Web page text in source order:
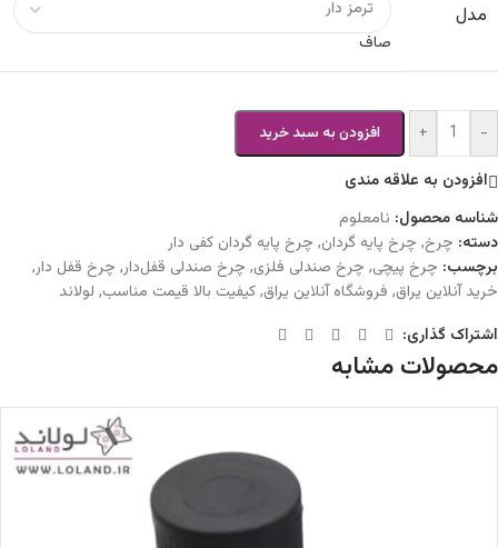
مدل
صاف
-
+ افزودن به سبد خرید
افزودن به علاقه مندی
شناسه محصول: نامعلوم
دسته: چرخ, چرخ پایه گردان, چرخ پایه گردان کفی دار
برچسب: چرخ پیچی, چرخ صندلی فلزی, چرخ صندلی قفل‌دار, چرخ قفل دار,
خرید آنلاین یراق, فروشگاه آنلاین یراق,کیفیت بالا قیمت مناسب, لولاند
اشتراک گذاری:
محصولات مشابه